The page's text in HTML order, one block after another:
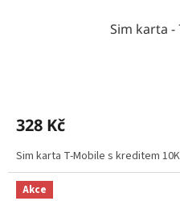
Sim karta -
328 Kč
Sim karta T-Mobile s kreditem
Akce